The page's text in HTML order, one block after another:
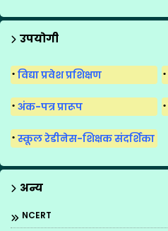
उपयोगी
विद्या प्रवेश प्रशिक्षण
अंक-पत्र प्रारूप
स्कूल रेडीनेस-शिक्षक संदर्शिका
अन्य
NCERT